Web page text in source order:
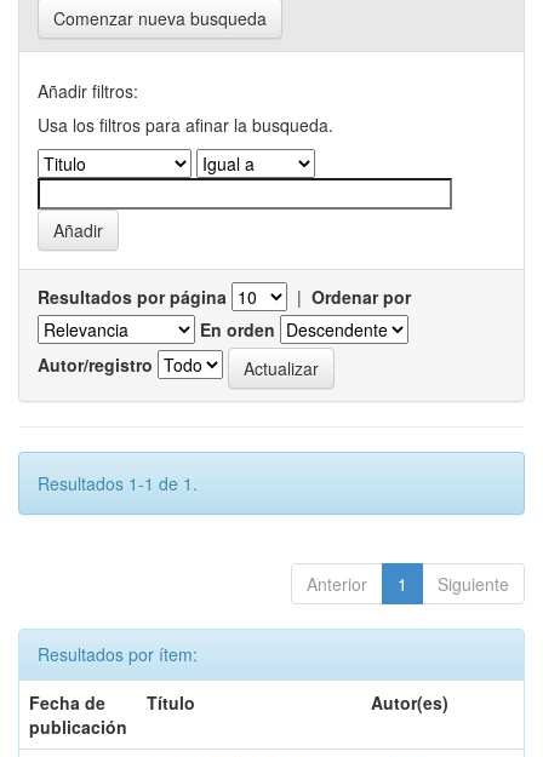
Comenzar nueva busqueda
Añadir filtros:
Usa los filtros para afinar la busqueda.
Resultados por página | Ordenar por
En orden
Autor/registro
Resultados 1-1 de 1.
Anterior 1 Siguiente
Resultados por ítem:
Fecha de
publicación
Título Autor(es)